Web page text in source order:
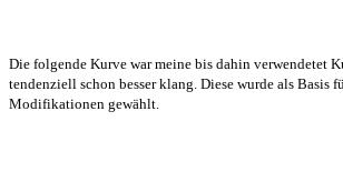
Die folgende Kurve war meine bis dahin verwendetet
tendenziell schon besser klang. Diese wurde als Basis
Modifikationen gewählt.